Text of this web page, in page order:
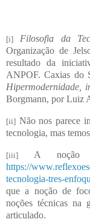
[i] Filosofia da
Organização de
resultado da
ANPOF. Caxias do
Hipermodernidade,
Borgmann, por Luiz
[ii] Não nos parece
tecnologia, mas
[iii] A noção
https://
tecnologia-tres-
que a noção de
noções técnicas na
articulado.